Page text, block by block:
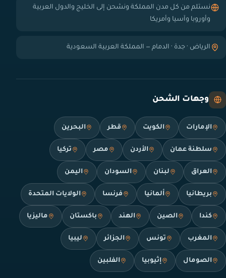
نستلم من كل مدن المملكة ونشحن إلى الخليج والدول العربية
وأوروبا وآسيا وأمريكا
الرياض · جدة · الدمام — المملكة العربية السعودية
وجهات الشحن
الإمارات الكويت قطر البحرين
سلطنة عمان الأردن مصر تركيا
العراق لبنان السودان اليمن
بريطانيا ألمانيا فرنسا الولايات المتحدة
كندا الصين الهند باكستان ماليزيا
المغرب تونس الجزائر ليبيا
الصومال إثيوبيا الفلبين